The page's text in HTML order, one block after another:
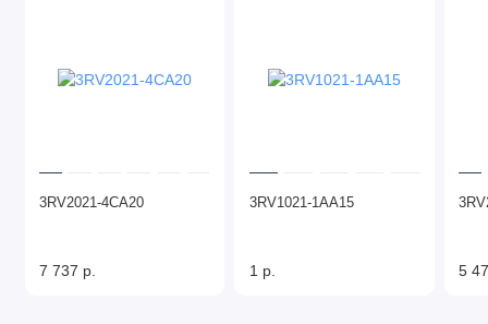
3RV2021-4CA20
7 737 р.
3RV1021-1AA15
1 р. 5